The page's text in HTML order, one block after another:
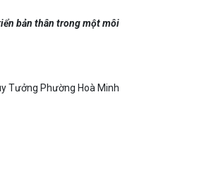
bản thân trong một môi
Tưởng Phường Hoà Minh